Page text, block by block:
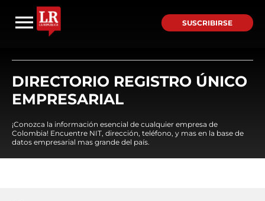
SUSCRIBIRSE
DIRECTORIO REGISTRO ÚNICO
EMPRESARIAL
¡Conozca la información esencial de cualquier empresa de
Colombia! Encuentre NIT, dirección, teléfono, y mas en la base de
datos empresarial mas grande del país.